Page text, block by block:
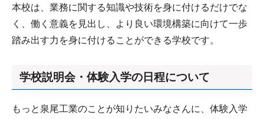
本校は、業務に関する知識や技術を身に付けるだけでな
く、働く意義を見出し、より良い環境構築に向けて一歩
踏み出す力を身に付けることができる学校です。
学校説明会・体験入学の日程について
もっと泉尾工業のことが知りたいみなさんに、体験入学